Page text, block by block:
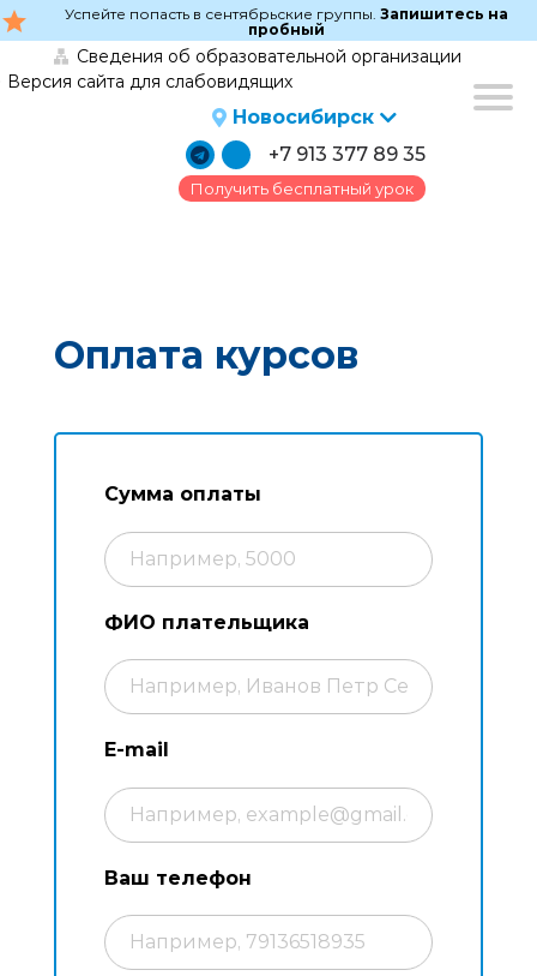
в
grade Успейте попасть в сентябрьские группы. Запишитесь на
пробный
lan Сведения об образовательной организации
Версия сайта для слабовидящих
Новосибирск
+7 913 377 89 35
Получить бесплатный урок
Оплата курсов
Сумма оплаты
ФИО плательщика
E-mail
Ваш телефон